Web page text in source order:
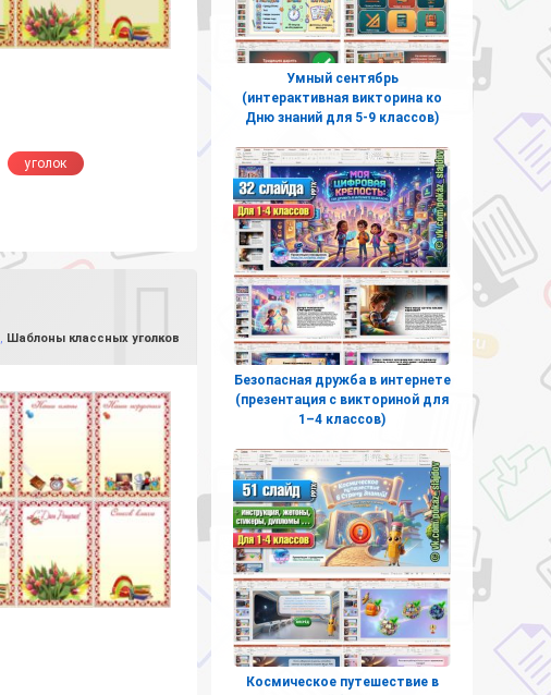
уголок
, Шаблоны классных уголков
Умный сентябрь
(интерактивная викторина ко
Дню знаний для 5-9 классов)
Безопасная дружба в интернете
(презентация с викториной для
1–4 классов)
Космическое путешествие в